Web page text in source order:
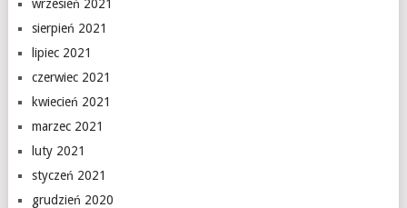
wrzesień 2021
sierpień 2021
lipiec 2021
czerwiec 2021
kwiecień 2021
marzec 2021
luty 2021
styczeń 2021
grudzień 2020